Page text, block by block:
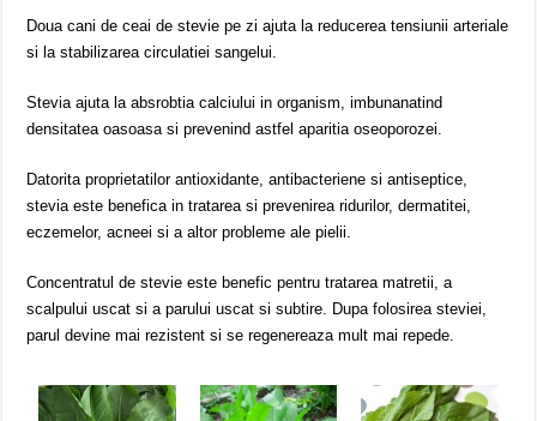
Doua cani de ceai de stevie pe zi ajuta la reducerea tensiunii arteriale
si la stabilizarea circulatiei sangelui.
Stevia ajuta la absrobtia calciului in organism, imbunanatind
densitatea oasoasa si prevenind astfel aparitia oseoporozei.
Datorita proprietatilor antioxidante, antibacteriene si antiseptice,
stevia este benefica in tratarea si prevenirea ridurilor, dermatitei,
eczemelor, acneei si a altor probleme ale pielii.
Concentratul de stevie este benefic pentru tratarea matretii, a
scalpului uscat si a parului uscat si subtire. Dupa folosirea steviei,
parul devine mai rezistent si se regenereaza mult mai repede.